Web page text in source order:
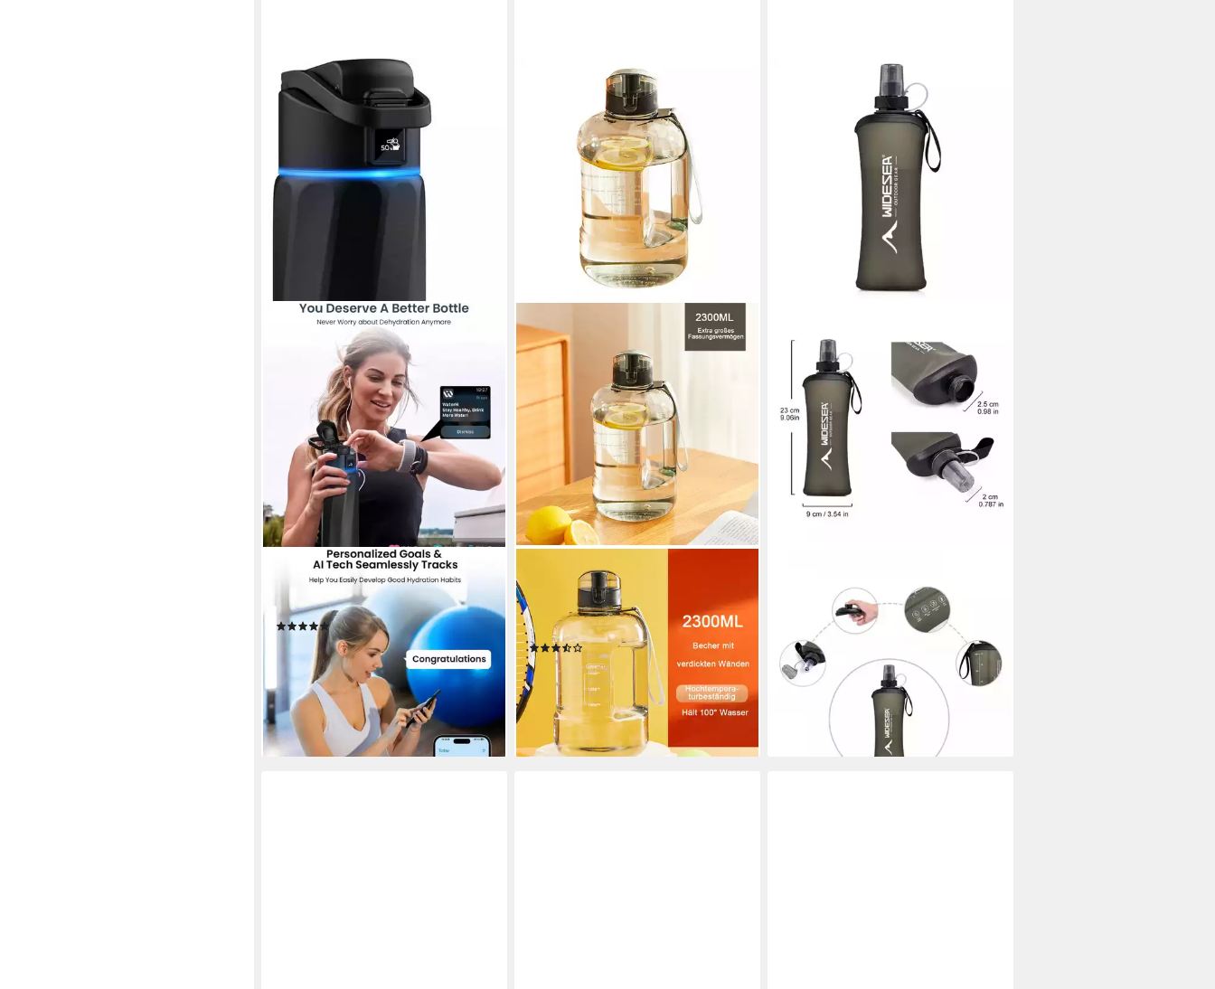
WATERH
Trinkflasche Boost, LED-Touch-
Display, 710 ml, Schwarz
(2)
ab 54,99 €
lieferbar - in 2-3 Werktagen bei dir
Trinkflasche 2,3-L-Wasserflasche mit
großem Fassungsvermögen, Sport-
Wasserflasche
(3)
15,99 € UVP22,99 €
-30%
lieferbar - in 4-5 Werktagen bei dir
Trinkflasche Faltbare Trinkflasche
500 ml, BPA-frei – aus TPU für
Wandern, Festival
24,99 €
-17%
lieferbar - in 2-3 Werktagen bei dir